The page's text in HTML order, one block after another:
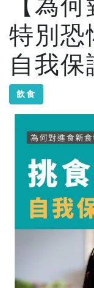
【為
特別恐
自我保
飲食